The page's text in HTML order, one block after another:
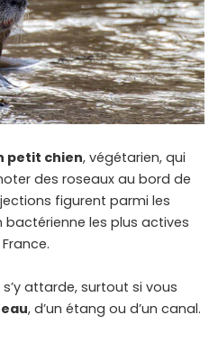
petit chien, végétarien, qui
des roseaux au bord de
figurent parmi les
les plus actives
attarde, surtout si vous
, d’un étang ou d’un canal.